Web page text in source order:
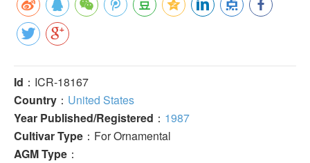
Id ：ICR-18167
Country ： United States
Year Published/Registered ： 1987
Cultivar Type ：For Ornamental
AGM Type ：